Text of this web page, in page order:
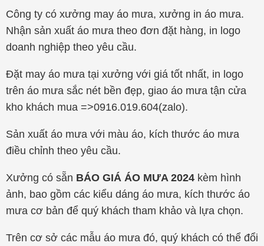
Công ty có xưởng may áo mưa, xưởng in áo mưa.
Nhận sản xuất áo mưa theo đơn đặt hàng, in logo
doanh nghiệp theo yêu cầu.
Đặt may áo mưa tại xưởng với giá tốt nhất, in logo
trên áo mưa sắc nét bền đẹp, giao áo mưa tận cửa
kho khách mua =>0916.019.604(zalo).
Sản xuất áo mưa với màu áo, kích thước áo mưa
điều chỉnh theo yêu cầu.
Xưởng có sẵn BÁO GIÁ ÁO MƯA 2024 kèm hình
ảnh, bao gồm các kiểu dáng áo mưa, kích thước áo
mưa cơ bản để quý khách tham khảo và lựa chọn.
Trên cơ sở các mẫu áo mưa đó, quý khách có thể đổi